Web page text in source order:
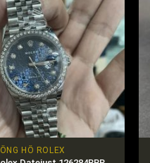
HỒ ROLEX